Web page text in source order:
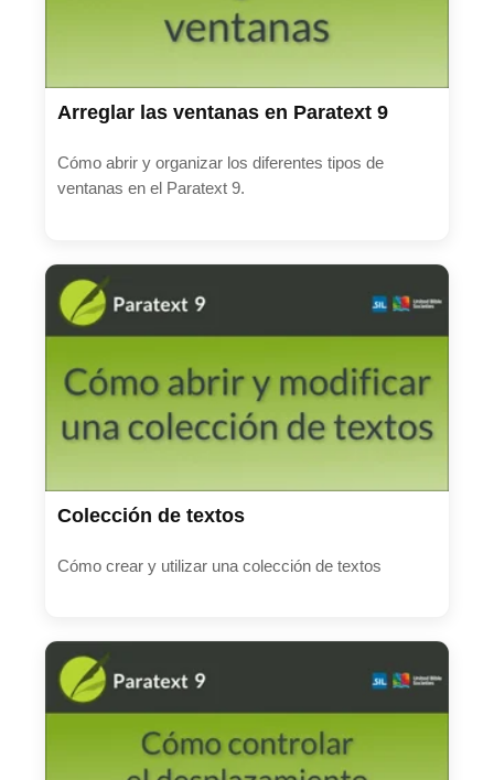
Arreglar las ventanas en Paratext 9
Cómo abrir y organizar los diferentes tipos de
ventanas en el Paratext 9.
Colección de textos
Cómo crear y utilizar una colección de textos